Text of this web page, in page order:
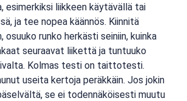
esimerkiksi liikkeen käytävällä tai
ja tee nopea käännös. Kiinnitä
osuuko runko herkästi seiniin, kuinka
seuraavat liikettä ja tuntuuko
Kolmas testi on taittotesti.
useita kertoja peräkkäin. Jos jokin
se ei todennäköisesti muutu